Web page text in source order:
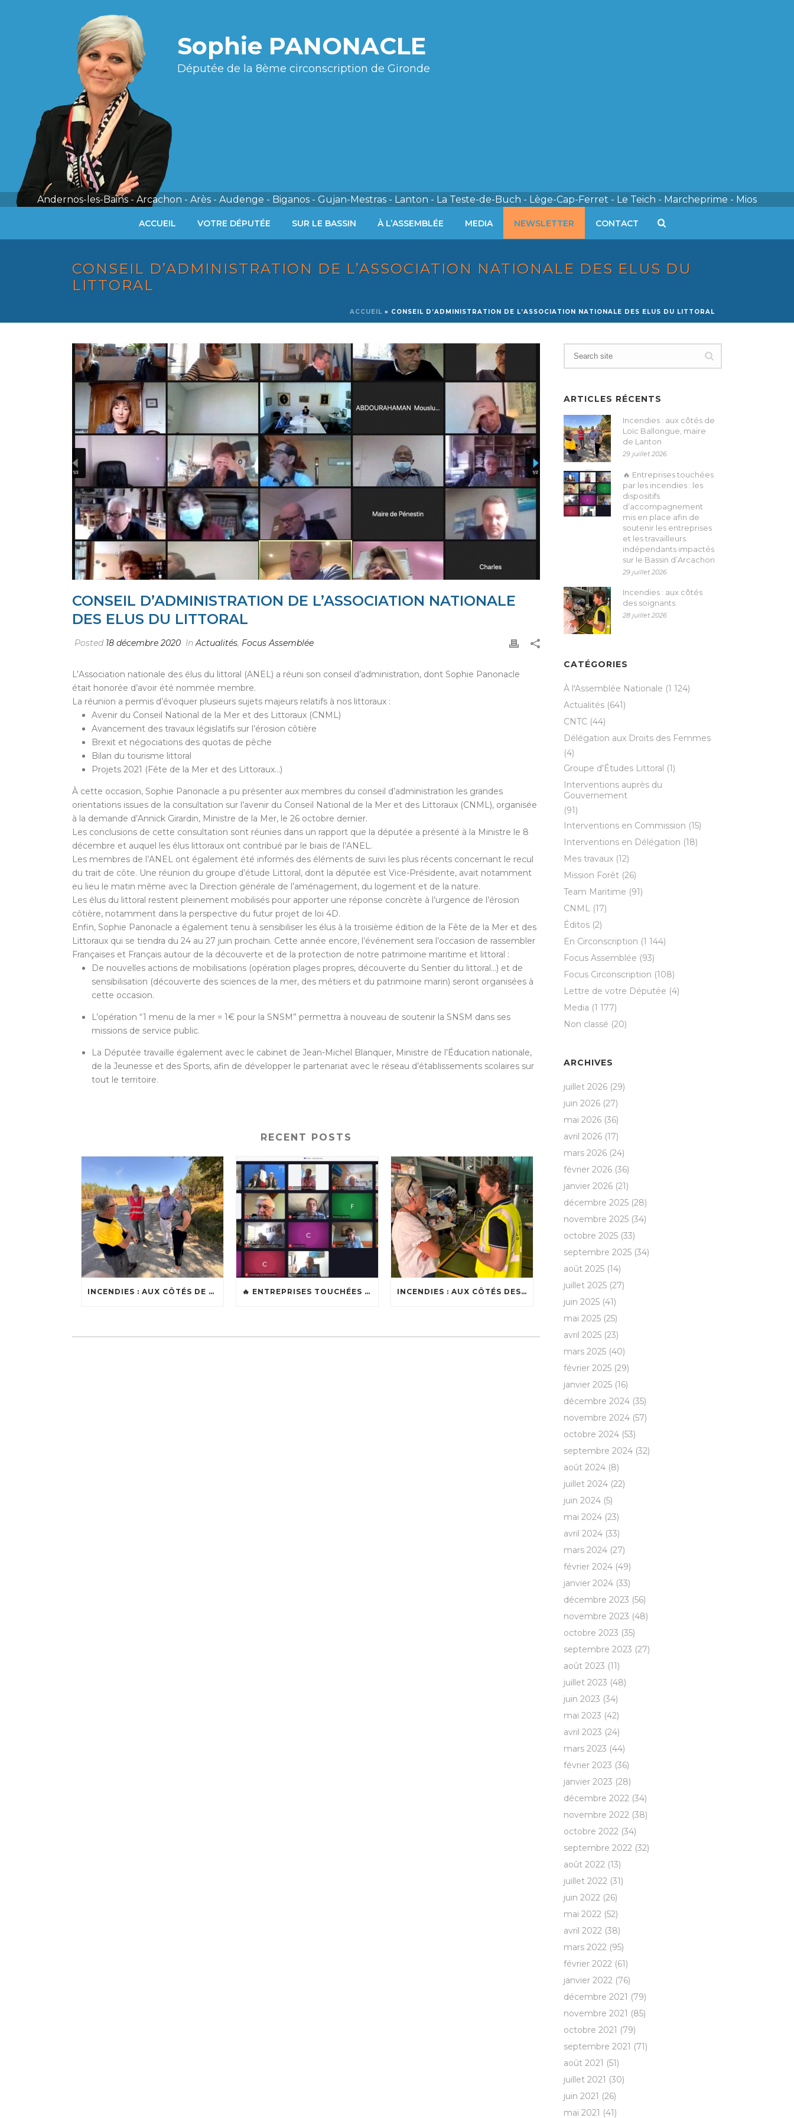
Sophie PANONACLE
Députée de la 8ème circonscription de Gironde
Andernos-les-Bains - Arcachon - Arès - Audenge - Biganos - Gujan-Mestras - Lanton - La Teste-de-Buch - Lège-Cap-Ferret - Le Teich - Marcheprime - Mios
ACCUEIL VOTRE DÉPUTÉE SUR LE BASSIN À L’ASSEMBLÉE MEDIA NEWSLETTER CONTACT
CONSEIL D’ADMINISTRATION DE L’ASSOCIATION NATIONALE DES ELUS DU
LITTORAL
ACCUEIL » CONSEIL D’ADMINISTRATION DE L’ASSOCIATION NATIONALE DES ELUS DU LITTORAL
CONSEIL D’ADMINISTRATION DE L’ASSOCIATION NATIONALE
DES ELUS DU LITTORAL
Posted 18 décembre 2020 InActualités, Focus Assemblée
L’Association nationale des élus du littoral (ANEL) a réuni son conseil d’administration, dont Sophie Panonacle
était honorée d’avoir été nommée membre.
La réunion a permis d’évoquer plusieurs sujets majeurs relatifs à nos littoraux :
Avenir du Conseil National de la Mer et des Littoraux (CNML)
Avancement des travaux législatifs sur l’érosion côtière
Brexit et négociations des quotas de pêche
Bilan du tourisme littoral
Projets 2021 (Fête de la Mer et des Littoraux…)
À cette occasion, Sophie Panonacle a pu présenter aux membres du conseil d’administration les grandes
orientations issues de la consultation sur l’avenir du Conseil National de la Mer et des Littoraux (CNML), organisée
à la demande d’Annick Girardin, Ministre de la Mer, le 26 octobre dernier.
Les conclusions de cette consultation sont réunies dans un rapport que la députée a présenté à la Ministre le 8
décembre et auquel les élus littoraux ont contribué par le biais de l’ANEL.
Les membres de l’ANEL ont également été informés des éléments de suivi les plus récents concernant le recul
du trait de côte. Une réunion du groupe d’étude Littoral, dont la députée est Vice-Présidente, avait notamment
eu lieu le matin même avec la Direction générale de l’aménagement, du logement et de la nature.
Les élus du littoral restent pleinement mobilisés pour apporter une réponse concrète à l’urgence de l’érosion
côtière, notamment dans la perspective du futur projet de loi 4D.
Enfin, Sophie Panonacle a également tenu à sensibiliser les élus à la troisième édition de la Fête de la Mer et des
Littoraux qui se tiendra du 24 au 27 juin prochain. Cette année encore, l’événement sera l’occasion de rassembler
Françaises et Français autour de la découverte et de la protection de notre patrimoine maritime et littoral :
De nouvelles actions de mobilisations (opération plages propres, découverte du Sentier du littoral…) et de
sensibilisation (découverte des sciences de la mer, des métiers et du patrimoine marin) seront organisées à
cette occasion.
L’opération “1 menu de la mer = 1€ pour la SNSM” permettra à nouveau de soutenir la SNSM dans ses
missions de service public.
La Députée travaille également avec le cabinet de Jean-Michel Blanquer, Ministre de l’Éducation nationale,
de la Jeunesse et des Sports, afin de développer le partenariat avec le réseau d’établissements scolaires sur
tout le territoire.
RECENT POSTS
INCENDIES : AUX CÔTÉS DE LOÏC BALLONGUE, MAIRE DE LANTON 🔥 ENTREPRISES TOUCHÉES PAR LES INCENDIES : LES DISPOSITIFS D’ACCOMPAGNEMENT MIS EN PLACE AFIN DE SOUTENIR LES ENTREPRISES ET LES TRAVAILLEURS INDÉPENDANTS IMPACTÉS SUR LE BASSIN D’ARCACHON INCENDIES : AUX CÔTÉS DES SOIGNANTS
ARTICLES RÉCENTS
Incendies : aux côtés de
Loïc Ballongue, maire
de Lanton
29 juillet 2026
🔥 Entreprises touchées
par les incendies : les
dispositifs
d’accompagnement
mis en place afin de
soutenir les entreprises
et les travailleurs
indépendants impactés
sur le Bassin d’Arcachon
29 juillet 2026
Incendies : aux côtés
des soignants
28 juillet 2026
CATÉGORIES
À l'Assemblée Nationale (1 124)
Actualités (641)
CNTC (44)
Délégation aux Droits des Femmes
(4)
Groupe d'Études Littoral (1)
Interventions auprès du
Gouvernement
(91)
Interventions en Commission (15)
Interventions en Délégation (18)
Mes travaux (12)
Mission Forêt (26)
Team Maritime (91)
CNML (17)
Éditos (2)
En Circonscription (1 144)
Focus Assemblée (93)
Focus Circonscription (108)
Lettre de votre Députée (4)
Media (1 177)
Non classé (20)
ARCHIVES
juillet 2026 (29)
juin 2026 (27)
mai 2026 (36)
avril 2026 (17)
mars 2026 (24)
février 2026 (36)
janvier 2026 (21)
décembre 2025 (28)
novembre 2025 (34)
octobre 2025 (33)
septembre 2025 (34)
août 2025 (14)
juillet 2025 (27)
juin 2025 (41)
mai 2025 (25)
avril 2025 (23)
mars 2025 (40)
février 2025 (29)
janvier 2025 (16)
décembre 2024 (35)
novembre 2024 (57)
octobre 2024 (53)
septembre 2024 (32)
août 2024 (8)
juillet 2024 (22)
juin 2024 (5)
mai 2024 (23)
avril 2024 (33)
mars 2024 (27)
février 2024 (49)
janvier 2024 (33)
décembre 2023 (56)
novembre 2023 (48)
octobre 2023 (35)
septembre 2023 (27)
août 2023 (11)
juillet 2023 (48)
juin 2023 (34)
mai 2023 (42)
avril 2023 (24)
mars 2023 (44)
février 2023 (36)
janvier 2023 (28)
décembre 2022 (34)
novembre 2022 (38)
octobre 2022 (34)
septembre 2022 (32)
août 2022 (13)
juillet 2022 (31)
juin 2022 (26)
mai 2022 (52)
avril 2022 (38)
mars 2022 (95)
février 2022 (61)
janvier 2022 (76)
décembre 2021 (79)
novembre 2021 (85)
octobre 2021 (79)
septembre 2021 (71)
août 2021 (51)
juillet 2021 (30)
juin 2021 (26)
mai 2021 (41)